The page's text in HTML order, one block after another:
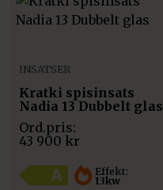
Effekt:
13kw
INSATSER
Kratki spisinsats
Nadia 13 Dubbelt glas
43 900 kr